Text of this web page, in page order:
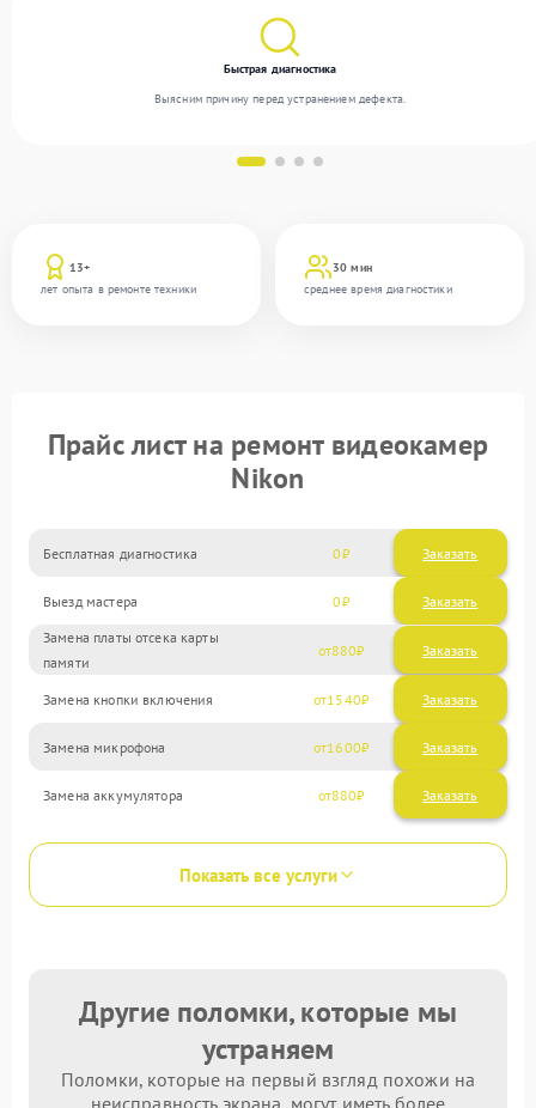
13+
лет опыта в ремонте техники
30 мин
среднее время диагностики
Быстрая диагностика
Выясним причину перед устранением дефекта.
Прайс лист на ремонт видеокамер
Nikon
Бесплатная диагностика 0 Заказать
Выезд мастера 0 Заказать
Замена платы отсека карты
памяти
880
Замена кнопки включения 1540
Замена микрофона 1600
Замена аккумулятора 880
Показать все услуги
Другие поломки, которые мы
устраняем
Поломки, которые на первый взгляд похожи на
неисправность экрана, могут иметь более